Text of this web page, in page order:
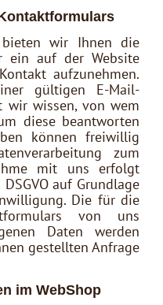
wir Ihnen die
ein auf der Website
aufzunehmen.
gültigen E-Mail-
wir wissen, von wem
diese beantworten
können freiwillig
zum
mit uns erfolgt
auf Grundlage
Die für die
von uns
Daten werden
gestellten Anfrage
im WebShop